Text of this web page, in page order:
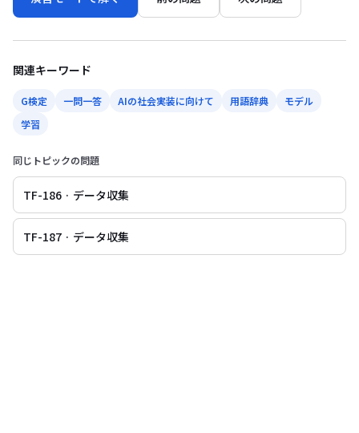
関連キーワード
G検定 一問一答 AIの社会実装に向けて 用語辞典
モデル
学習
同じトピックの問題
TF-186 · データ収集
TF-187 · データ収集